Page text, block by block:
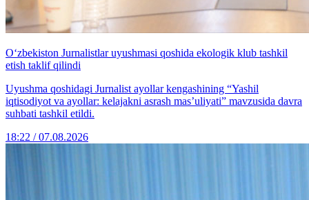
O‘zbekiston Jurnalistlar uyushmasi qoshida ekologik klub tashkil
etish taklif qilindi
Uyushma qoshidagi Jurnalist ayollar kengashining “Yashil
iqtisodiyot va ayollar: kelajakni asrash mas’uliyati” mavzusida davra
suhbati tashkil etildi.
18:22 / 07.08.2026